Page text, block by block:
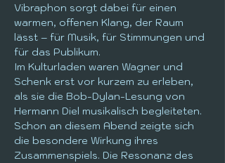
Vibraphon sorgt dabei für einen
warmen, offenen Klang, der Raum
lässt – für Musik, für Stimmungen und
für das Publikum.
Im Kulturladen waren Wagner und
Schenk erst vor kurzem zu erleben,
als sie die Bob-Dylan-Lesung von
Hermann Diel musikalisch begleiteten.
Schon an diesem Abend zeigte sich
die besondere Wirkung ihres
Zusammenspiels. Die Resonanz des